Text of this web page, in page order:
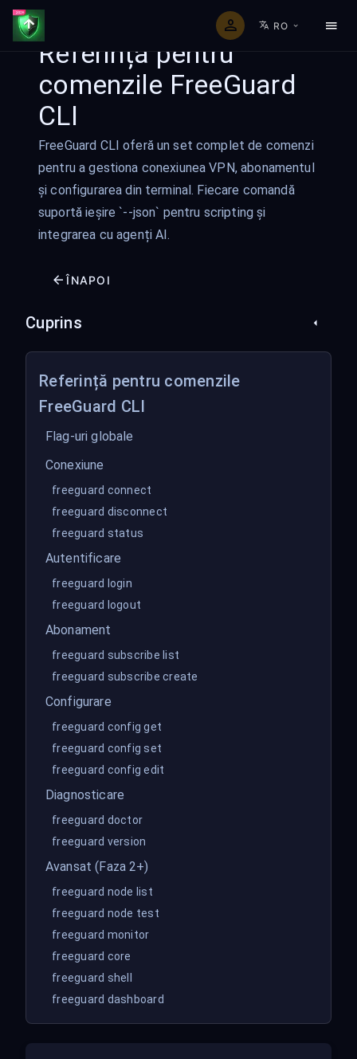
RO
Referință pentru
comenzile FreeGuard
CLI
FreeGuard CLI oferă un set complet de comenzi
pentru a gestiona conexiunea VPN, abonamentul
și configurarea din terminal. Fiecare comandă
suportă ieșire `--json` pentru scripting și
integrarea cu agenți AI.
ÎNAPOI
Cuprins
Referință pentru comenzile
FreeGuard CLI
Flag-uri globale
Conexiune
freeguard connect
freeguard disconnect
freeguard status
Autentificare
freeguard login
freeguard logout
Abonament
freeguard subscribe list
freeguard subscribe create
Configurare
freeguard config get
freeguard config set
freeguard config edit
Diagnosticare
freeguard doctor
freeguard version
Avansat (Faza 2+)
freeguard node list
freeguard node test
freeguard monitor
freeguard core
freeguard shell
freeguard dashboard